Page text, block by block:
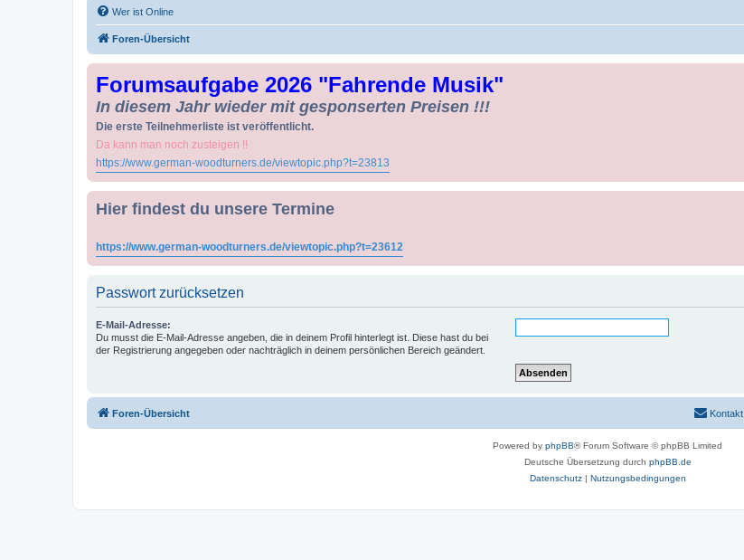
Wer ist Online
Foren-Übersicht
Forumsaufgabe 2026 "Fahrende Musik"
In diesem Jahr wieder mit gesponserten Preisen !!!
Die erste Teilnehmerliste ist veröffentlicht.
Da kann man noch zusteigen !!
https://www.german-woodturners.de/viewtopic.php?t=23813
Hier findest du unsere Termine
https://www.german-woodturners.de/viewtopic.php?t=23612
Passwort zurücksetzen
E-Mail-Adresse:
Du musst die E-Mail-Adresse angeben, die in deinem Profil hinterlegt ist. Diese hast du bei
der Registrierung angegeben oder nachträglich in deinem persönlichen Bereich geändert.
Foren-Übersicht Kontakt
Powered by phpBB® Forum Software © phpBB Limited
Deutsche Übersetzung durch phpBB.de
Datenschutz| Nutzungsbedingungen